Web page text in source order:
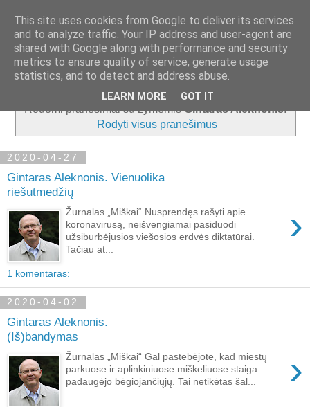
Rodomi pranešimai su žymėmisGintaras Aleknonis.
Rodyti visus pranešimus
2020-04-27
Gintaras Aleknonis. Vienuolika
riešutmedžių
›
Žurnalas „Miškai“ Nusprendęs rašyti apie
koronavirusą, neišvengiamai pasiduodi
užsiburbėjusios viešosios erdvės diktatūrai.
Tačiau at...
1 komentaras:
2020-04-02
Gintaras Aleknonis.
(Iš)bandymas
›
Žurnalas „Miškai“ Gal pastebėjote, kad miestų
parkuose ir aplinkiniuose miškeliuose staiga
padaugėjo bėgiojančiųjų. Tai netikėtas šal...
This site uses cookies from Google to deliver its services
and to analyze traffic. Your IP address and user-agent are
shared with Google along with performance and security
metrics to ensure quality of service, generate usage
statistics, and to detect and address abuse.
LEARN MORE GOT IT